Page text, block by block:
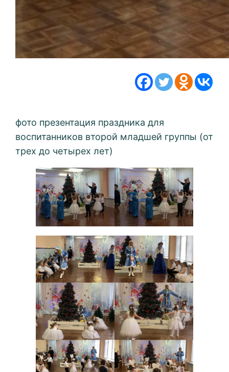
фото презентация праздника для
воспитанников второй младшей группы (от
трех до четырех лет)